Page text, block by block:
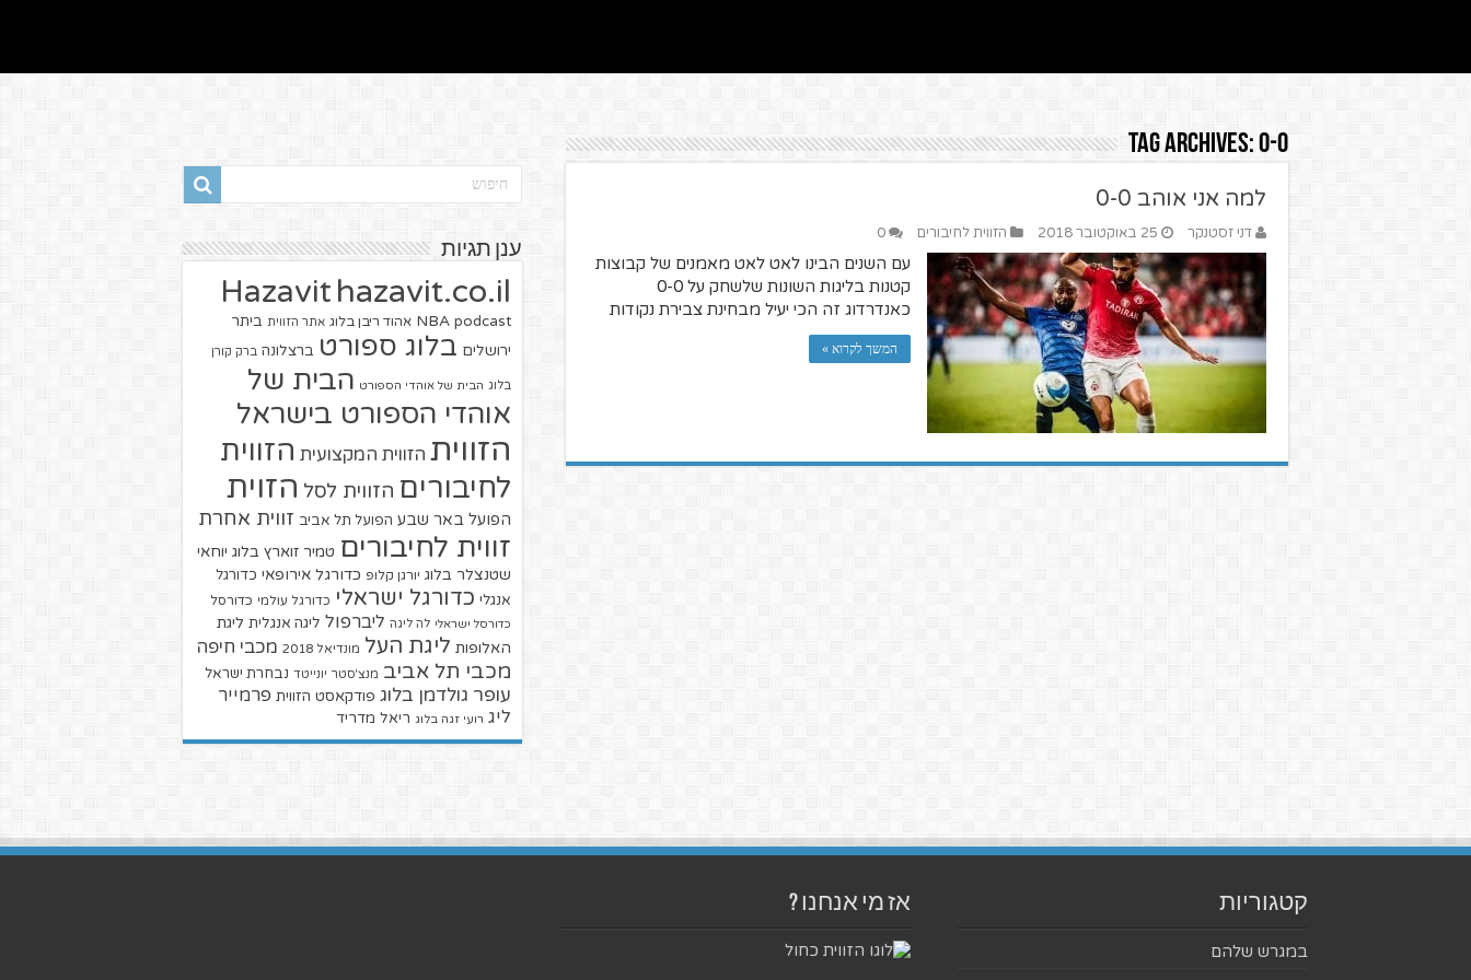
Tag Archives:0-0
למה אני אוהב 0-0
דני זסטנקר 25 באוקטובר 2018 הזווית לחיבורים 0
עם השנים הבינו לאט לאט מאמנים של קבוצות
קטנות בליגות השונות שלשחק על 0-0
כאנדרדוג זה הכי יעיל מבחינת צבירת נקודות
המשך לקרוא »
ענן תגיות
Hazavit hazavit.co.il
NBA podcast אהוד ריבן בלוג אתר הזווית ביתר
ירושלים בלוג ספורט ברצלונה ברק קורן
בלוג הבית של אוהדי הספורט הבית של
אוהדי הספורט בישראל
הזווית הזווית המקצועית הזווית
לחיבורים הזווית לסל הזוית
הפועל באר שבע הפועל תל אביב זווית אחרת
זווית לחיבורים טמיר זוארץ בלוג יוחאי
שטנצלר בלוג יורגן קלופ כדורגל אירופאי כדורגל
אנגלי כדורגל ישראלי כדורגל עולמי כדורסל
כדורסל ישראלי לה ליגה ליברפול ליגה אנגלית ליגת
האלופות ליגת העל מונדיאל 2018 מכבי חיפה
מכבי תל אביב מנצ'סטר יונייטד נבחרת ישראל
עופר גולדמן בלוג פודקאסט הזווית פרמייר
ליג רועי זגה בלוג ריאל מדריד
קטגוריות
במגרש שלהם
אז מי אנחנו ?